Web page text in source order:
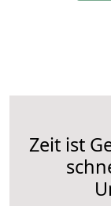
Zeit ist